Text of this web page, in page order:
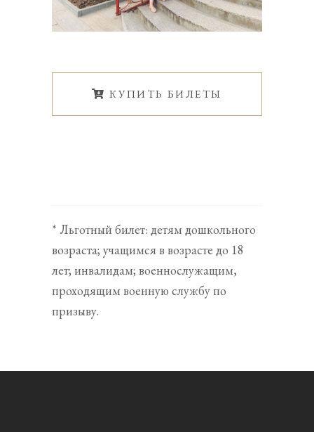
КУПИТЬ БИЛЕТЫ
* Льготный билет: детям дошкольного
возраста; учащимся в возрасте до 18
лет; инвалидам; военнослужащим,
проходящим военную службу по
призыву.